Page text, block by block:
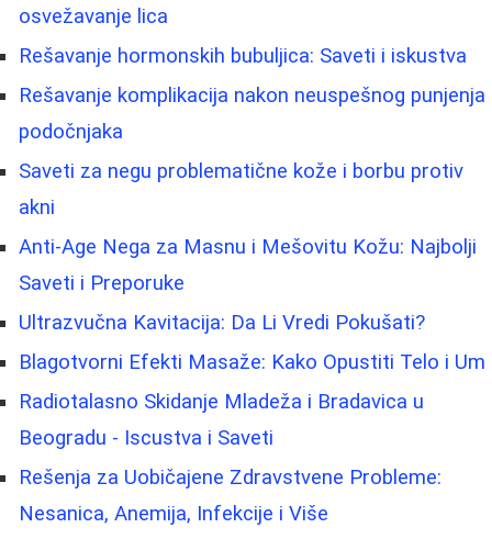
osvežavanje lica
Rešavanje hormonskih bubuljica: Saveti i iskustva
Rešavanje komplikacija nakon neuspešnog punjenja
podočnjaka
Saveti za negu problematične kože i borbu protiv
akni
Anti-Age Nega za Masnu i Mešovitu Kožu: Najbolji
Saveti i Preporuke
Ultrazvučna Kavitacija: Da Li Vredi Pokušati?
Blagotvorni Efekti Masaže: Kako Opustiti Telo i Um
Radiotalasno Skidanje Mladeža i Bradavica u
Beogradu - Iscustva i Saveti
Rešenja za Uobičajene Zdravstvene Probleme:
Nesanica, Anemija, Infekcije i Više